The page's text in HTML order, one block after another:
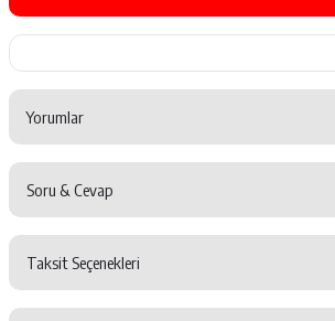
Yorumlar
Yorum Yaz
Soru & Cevap
Taksit Seçenekleri